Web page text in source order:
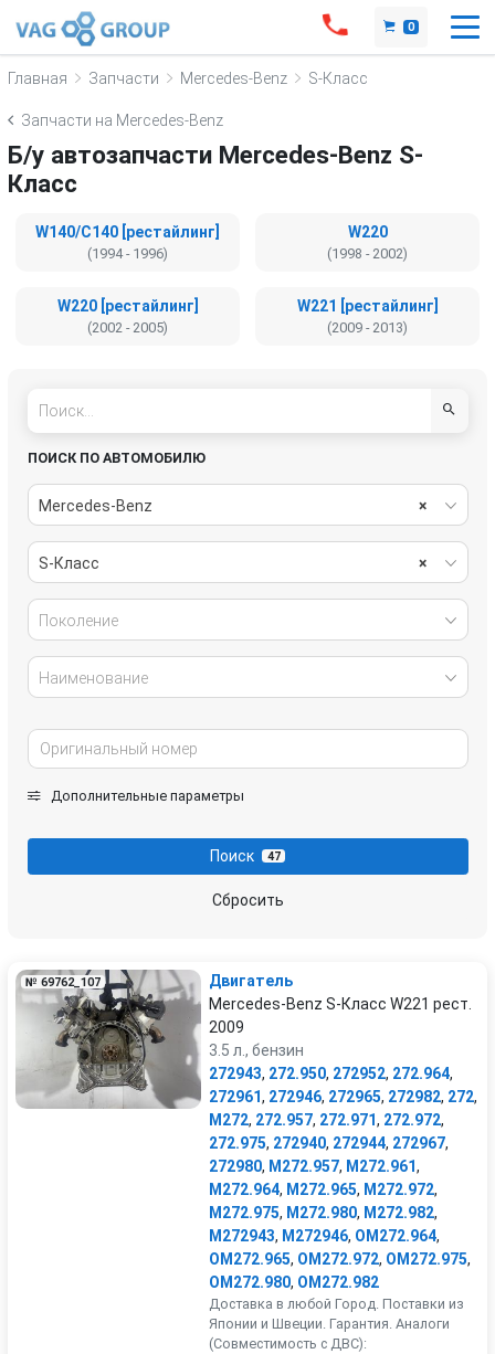
0
Главная Запчасти Mercedes-Benz S-Класс
Запчасти на Mercedes-Benz
Б/у автозапчасти Mercedes-Benz S-
Класс
W140/C140 [рестайлинг]
(1994 - 1996)
W220
(1998 - 2002)
W220 [рестайлинг]
(2002 - 2005)
W221 [рестайлинг]
(2009 - 2013)
ПОИСК ПО АВТОМОБИЛЮ
×
Mercedes-Benz
×
S-Класс
Поколение
Наименование
Дополнительные параметры
Поиск 47
Сбросить
№ 69762_107
Двигатель
Mercedes-Benz S-Класс W221 рест.
2009
3.5 л., бензин
272943, 272.950, 272952, 272.964,
272961, 272946, 272965, 272982, 272,
M272, 272.957, 272.971, 272.972,
272.975, 272940, 272944, 272967,
272980, M272.957, M272.961,
M272.964, M272.965, M272.972,
M272.975, M272.980, M272.982,
M272943, M272946, OM272.964,
OM272.965, OM272.972, OM272.975,
OM272.980, OM272.982
Доставка в любой Город. Поставки из
Японии и Швеции. Гарантия. Аналоги
(Совместимость с ДВС):